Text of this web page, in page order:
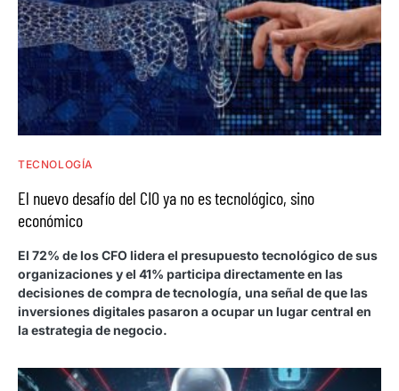
TECNOLOGÍA
El nuevo desafío del CIO ya no es tecnológico, sino
económico
El 72% de los CFO lidera el presupuesto tecnológico de sus
organizaciones y el 41% participa directamente en las
decisiones de compra de tecnología, una señal de que las
inversiones digitales pasaron a ocupar un lugar central en
la estrategia de negocio.